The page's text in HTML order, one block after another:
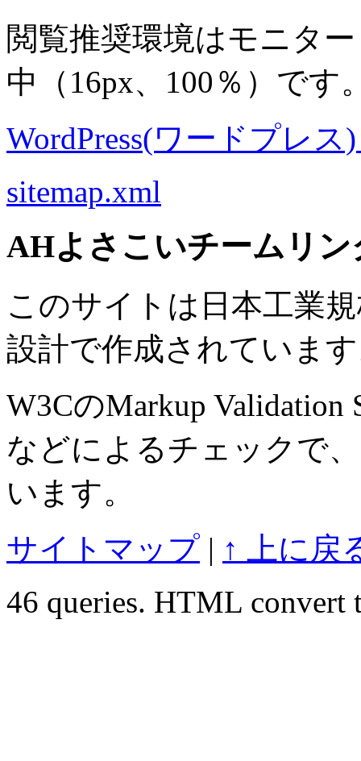
閲覧推奨環境はモニター
中
（16px、100％）です
WordPress(ワードプレス)
sitemap.xml
AHよさこいチームリ
このサイトは日本工業
設計で作成されていま
W3CのMarkup Validation
などによるチェックで
います。
サイトマップ | ↑ 上に戻
46 queries. HTML convert